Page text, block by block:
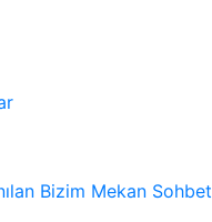
Bizim Mekan Sohbet